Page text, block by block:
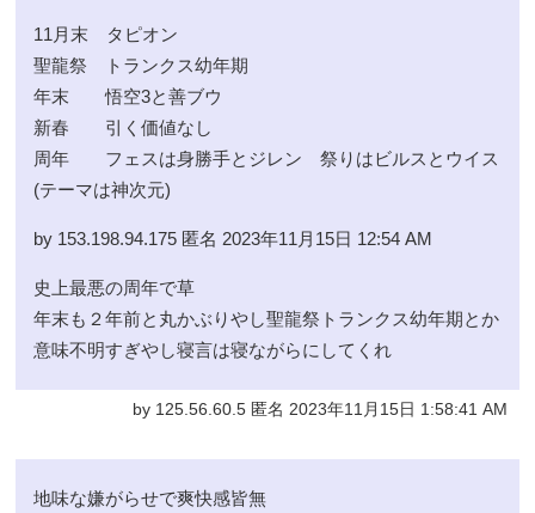
11月末 タピオン
聖龍祭 トランクス幼年期
年末 悟空3と善ブウ
新春 引く価値なし
周年 フェスは身勝手とジレン 祭りはビルスとウイス
(テーマは神次元)
by 153.198.94.175 匿名 2023年11月15日 12:54 AM
史上最悪の周年で草
年末も２年前と丸かぶりやし聖龍祭トランクス幼年期とか
意味不明すぎやし寝言は寝ながらにしてくれ
by 125.56.60.5 匿名 2023年11月15日 1:58:41 AM
地味な嫌がらせで爽快感皆無